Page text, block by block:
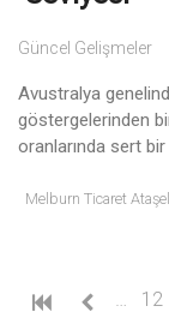
Güncel Gelişmeler
Avustralya
göstergelerinden
oranlarında sert
Melburn Ticaret
12